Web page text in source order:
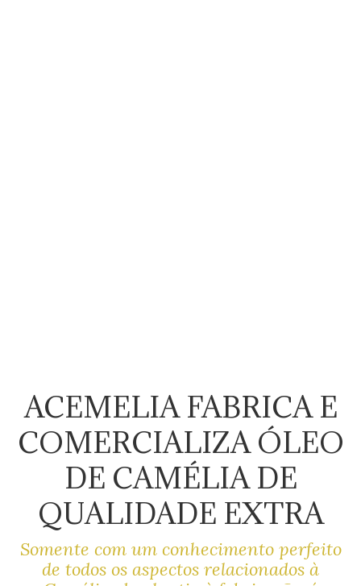
ACEMELIA FABRICA E
COMERCIALIZA ÓLEO
DE CAMÉLIA DE
QUALIDADE EXTRA
Somente com um conhecimento perfeito
de todos os aspectos relacionados à